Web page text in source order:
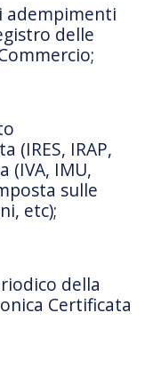
adempimenti
delle
(IRES, IRAP,
(IVA, IMU,
sulle
etc);
della
Certificata